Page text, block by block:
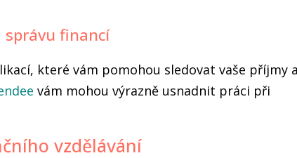
správu financí
které vám pomohou sledovat vaše příjmy
vám mohou výrazně usnadnit práci při
vzdělávání